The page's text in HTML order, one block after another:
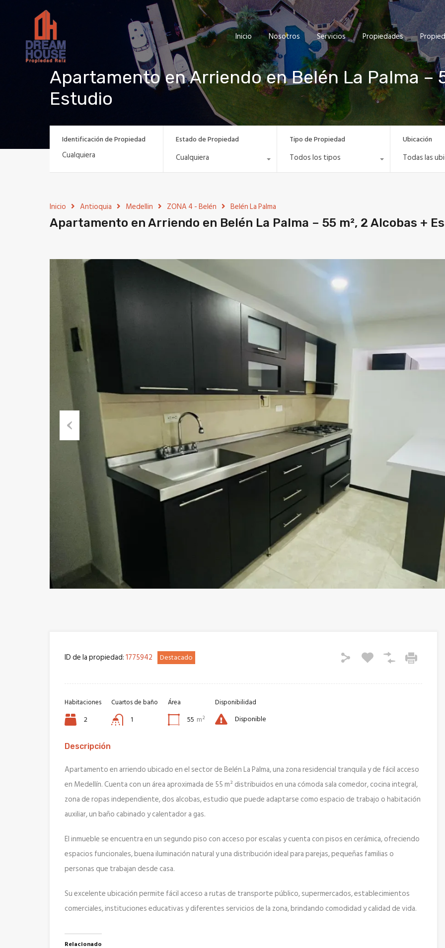
Inicio Nosotros Servicios Propiedades
Apartamento en Arriendo en Belén La Palma –
Estudio
Identificación de Propiedad Estado de Propiedad
Cualquiera
Tipo de Propiedad
Todos los tipos
Ubicación
Todas las
Inicio Antioquia Medellin ZONA 4 - Belén Belén La Palma
Apartamento en Arriendo en Belén La Palma – 55 m², 2 Alcobas +
Previous
ID de la propiedad:1775942 Destacado
Habitaciones
2
Cuartos de baño
1
Área
55 m²
Disponibilidad
Disponible
Descripción
Apartamento en arriendo ubicado en el sector de Belén La Palma, una zona residencial tranquila y de fácil acceso
en Medellín. Cuenta con un área aproximada de 55 m² distribuidos en una cómoda sala comedor, cocina integral,
zona de ropas independiente, dos alcobas, estudio que puede adaptarse como espacio de trabajo o habitación
auxiliar, un baño cabinado y calentador a gas.
El inmueble se encuentra en un segundo piso con acceso por escalas y cuenta con pisos en cerámica, ofreciendo
espacios funcionales, buena iluminación natural y una distribución ideal para parejas, pequeñas familias o
personas que trabajan desde casa.
Su excelente ubicación permite fácil acceso a rutas de transporte público, supermercados, establecimientos
comerciales, instituciones educativas y diferentes servicios de la zona, brindando comodidad y calidad de vida.
Relacionado